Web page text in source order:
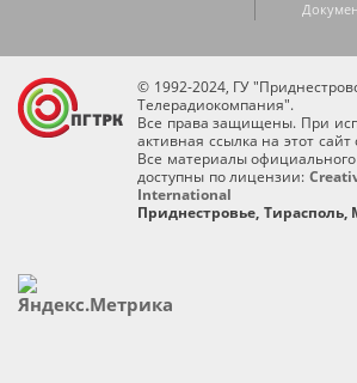
© 1992-2024, ГУ
Телерадиокомпания".
Все права защищены. При
активная ссылка на этот сайт
Все материалы
доступны по лицензии:
International
Приднестровье, Тирасполь,